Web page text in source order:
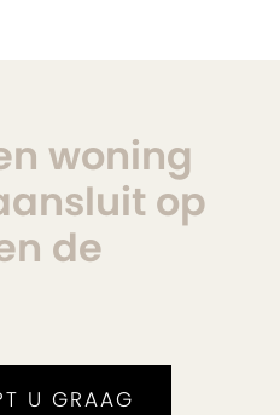
woning
op
de
U GRAAG